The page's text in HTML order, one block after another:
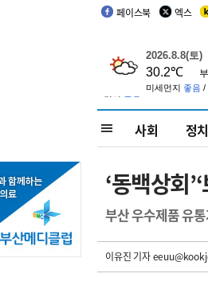
페이스북 엑스
사회 정치
‘동백상회
부산 우수제품 유
이유진 기자